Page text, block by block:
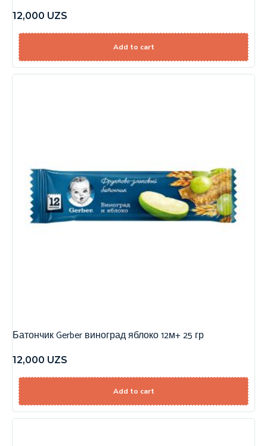
12,000 UZS
Add to cart
Батончик Gerber виноград яблоко 12м+ 25 гр
12,000 UZS
Add to cart